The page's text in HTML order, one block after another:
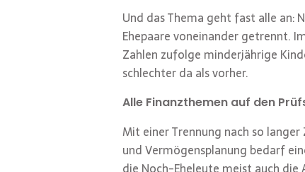
Und das Thema geht fast alle an:
Ehepaare voneinander getrennt.
Zahlen zufolge minderjährige
schlechter da als vorher.
Alle Finanzthemen auf den
Mit einer Trennung nach so
und Vermögensplanung bedarf